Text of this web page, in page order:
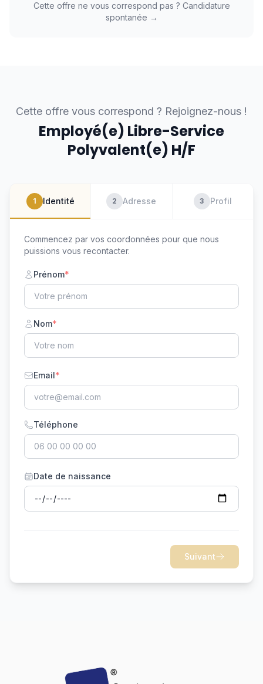
Cette offre ne vous correspond pas ? Candidature
spontanée →
Cette offre vous correspond ? Rejoignez-nous !
Employé(e) Libre-Service
Polyvalent(e) H/F
1 Identité 2 Adresse 3 Profil
Commencez par vos coordonnées pour que nous
puissions vous recontacter.
Prénom*
Nom*
Email*
Téléphone
Date de naissance
Suivant